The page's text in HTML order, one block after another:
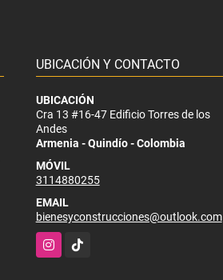
UBICACIÓN Y CONTACTO
UBICACIÓN
Cra 13 #16-47 Edificio Torres de los
Andes
Armenia - Quindío - Colombia
MÓVIL
3114880255
EMAIL
bienesyconstrucciones@outlook.com
Instagram
TikTok